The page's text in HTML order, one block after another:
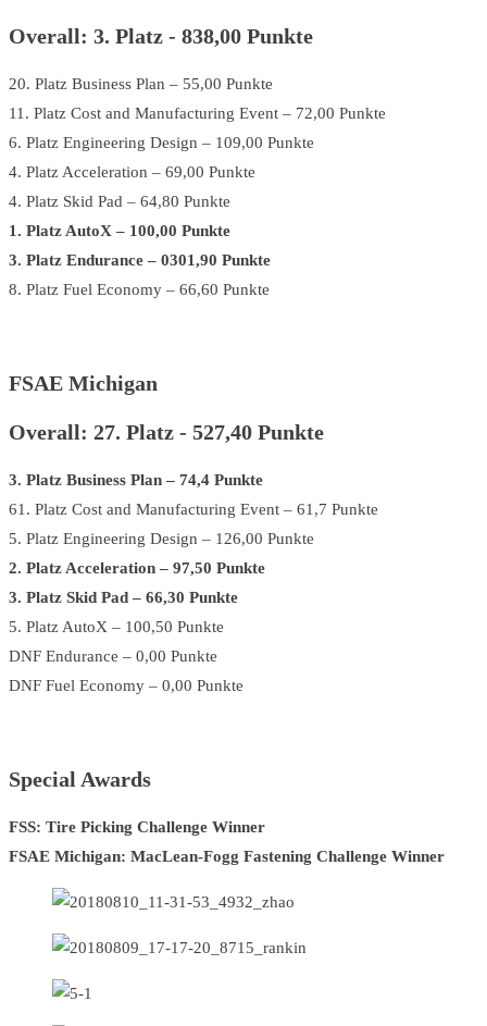
Overall: 3. Platz - 838,00 Punkte
20. Platz Business Plan – 55,00 Punkte
11. Platz Cost and Manufacturing Event – 72,00 Punkte
6. Platz Engineering Design – 109,00 Punkte
4. Platz Acceleration – 69,00 Punkte
4. Platz Skid Pad – 64,80 Punkte
1. Platz AutoX – 100,00 Punkte
3. Platz Endurance – 0301,90 Punkte
8. Platz Fuel Economy – 66,60 Punkte
FSAE Michigan
Overall: 27. Platz - 527,40 Punkte
3. Platz Business Plan – 74,4 Punkte
61. Platz Cost and Manufacturing Event – 61,7 Punkte
5. Platz Engineering Design – 126,00 Punkte
2. Platz Acceleration – 97,50 Punkte
3. Platz Skid Pad – 66,30 Punkte
5. Platz AutoX – 100,50 Punkte
DNF Endurance – 0,00 Punkte
DNF Fuel Economy – 0,00 Punkte
Special Awards
FSS: Tire Picking Challenge Winner
FSAE Michigan: MacLean-Fogg Fastening Challenge Winner